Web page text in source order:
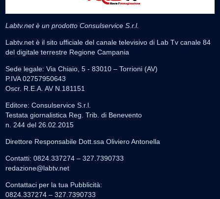
Labtv.net è un prodotto Consulservice S.r.l.
Labtv.net è il sito ufficiale del canale televisivo di Lab Tv canale 84
del digitale terrestre Regione Campania
Sede legale: Via Chiaio, 5 - 83010 – Torrioni (AV)
P.IVA 02757950643
Oscr. R.E.A. AV N.181151
Editore: Consulservice S.r.l.
Testata giornalistica Reg. Trib. di Benevento
n. 244 del 26.02.2015
Direttore Responsabile Dott.ssa Oliviero Antonella
Contatti: 0824.337274 – 327.7390733
redazione@labtv.net
Contattaci per la tua Pubblicità:
0824.337274 – 327.7390733